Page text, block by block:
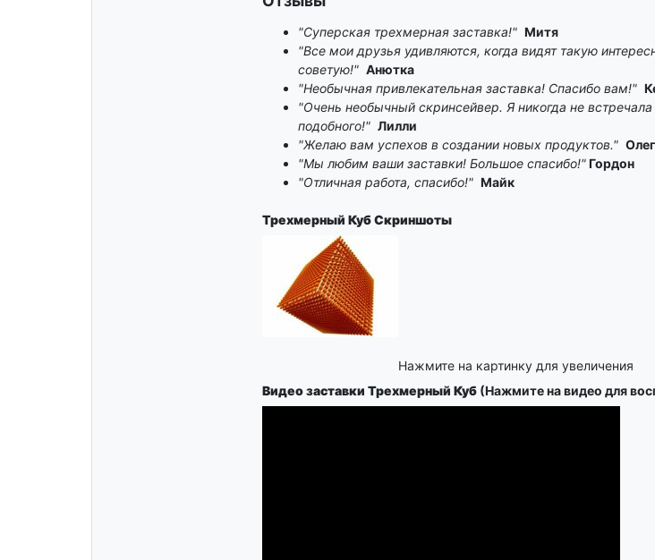
"Суперская трехмерная заставка!" Митя
"Все мои друзья удивляются, когда видят такую
советую!" Анютка
"Необычная привлекательная заставка! Спасибо вам!"
"Очень необычный скринсейвер. Я никогда не встречала
подобного!" Лилли
"Желаю вам успехов в создании новых продуктов." Олег
"Мы любим ваши заставки! Большое спасибо!"Гордон
"Отличная работа, спасибо!" Майк
Трехмерный КубСкриншоты
Нажмите на картинку для увеличения
Видео заставки Трехмерный Куб(Нажмите на видео для